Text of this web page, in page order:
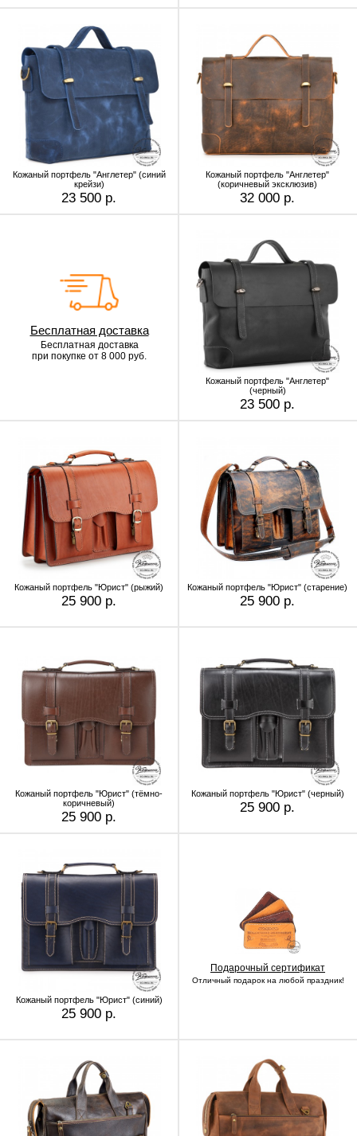
Кожаный портфель "Англетер" (синий
крейзи)
23 500 р.
Кожаный портфель "Англетер"
(коричневый эксклюзив)
32 000 р.
Бесплатная доставка
Бесплатная доставка
при покупке от 8 000 руб.
Кожаный портфель "Англетер"
(черный)
23 500 р.
Кожаный портфель "Юрист" (рыжий)
25 900 р.
Кожаный портфель "Юрист" (старение)
25 900 р.
Кожаный портфель "Юрист" (тёмно-
коричневый)
25 900 р.
Кожаный портфель "Юрист" (черный)
25 900 р.
Кожаный портфель "Юрист" (синий)
25 900 р.
Подарочный сертификат
Отличный подарок на любой праздник!